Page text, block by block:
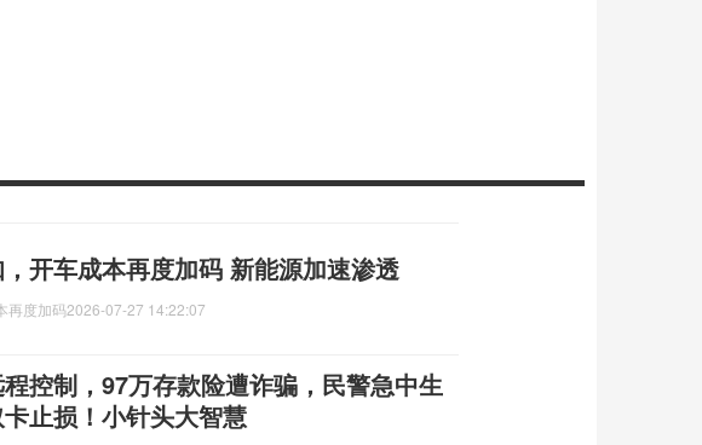
开车成本再度加码 新能源加速渗透
再度加码2026-07-27 14:22:07
控制，97万存款险遭诈骗，民警急中生
止损！小针头大智慧